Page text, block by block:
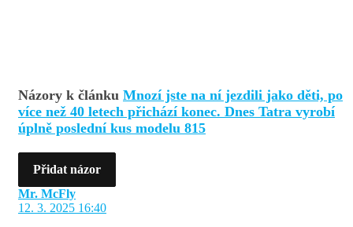
Názory k článku Mnozí jste na ní jezdili jako děti, po
více než 40 letech přichází konec. Dnes Tatra vyrobí
úplně poslední kus modelu 815
Přidat názor
Mr. McFly
12. 3. 2025 16:40